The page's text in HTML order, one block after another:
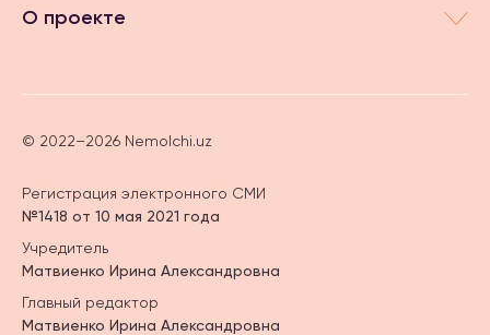
О проекте
© 2022–2026 Nemolchi.uz
Регистрация электронного СМИ
№1418 от 10 мая 2021 года
Учредитель
Матвиенко Ирина Александровна
Главный редактор
Матвиенко Ирина Александровна